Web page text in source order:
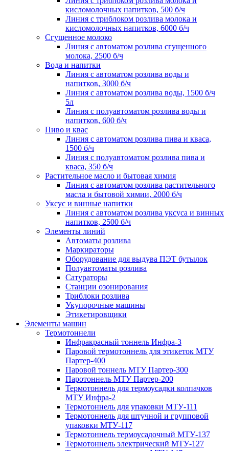
кисломолочных напитков, 500 б/ч
Линия с триблоком розлива молока и
кисломолочных напитков, 6000 б/ч
Сгущенное молоко
Линия с автоматом розлива сгущенного
молока, 2500 б/ч
Вода и напитки
Линия с автоматом розлива воды и
напитков, 3000 б/ч
Линия с автоматом розлива воды, 1500 б/ч
5л
Линия с полуавтоматом розлива воды и
напитков, 600 б/ч
Пиво и квас
Линия с автоматом розлива пива и кваса,
1500 б/ч
Линия с полуавтоматом розлива пива и
кваса, 350 б/ч
Растительное масло и бытовая химия
Линия с автоматом розлива растительного
масла и бытовой химии, 2000 б/ч
Уксус и винные напитки
Линия с автоматом розлива уксуса и винных
напитков, 2500 б/ч
Элементы линий
Автоматы розлива
Маркираторы
Оборудование для выдува ПЭТ бутылок
Полуавтоматы розлива
Сатураторы
Станции озонирования
Триблоки розлива
Укупорочные машины
Этикетировщики
Элементы машин
Термотоннели
Инфракрасный тоннель Инфра-3
Паровой термотоннель для этикеток МТУ
Партер-400
Паровой тоннель МТУ Партер-300
Паротоннель МТУ Партер-200
Термотоннель для термоусадки колпачков
МТУ Инфра-2
Термотоннель для упаковки МТУ-111
Термотоннель для штучной и групповой
упаковки МТУ-117
Термотоннель термоусадочный МТУ-137
Термотоннель электрический МТУ-127